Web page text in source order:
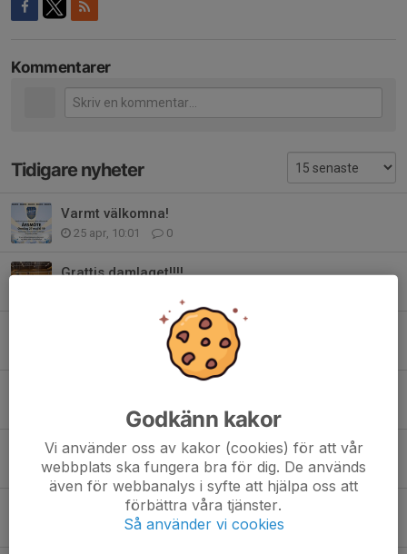
Kommentarer
Tidigare nyheter
Varmt välkomna!
25 apr, 10:01 0
Grattis damlaget!!!!
Sista matcherna - 2 matcher i Täby
0
27 jan, 21:09 0
Välkomna till Solnahallen och stötta damlaget!
20 jan, 16:10 0
Grattis till dig med lottnummer 848
13 dec 2025 0
Godkänn kakor
Vi använder oss av kakor (cookies) för att vår
webbplats ska fungera bra för dig. De används
även för webbanalys i syfte att hjälpa oss att
förbättra våra tjänster.
Så använder vi cookies